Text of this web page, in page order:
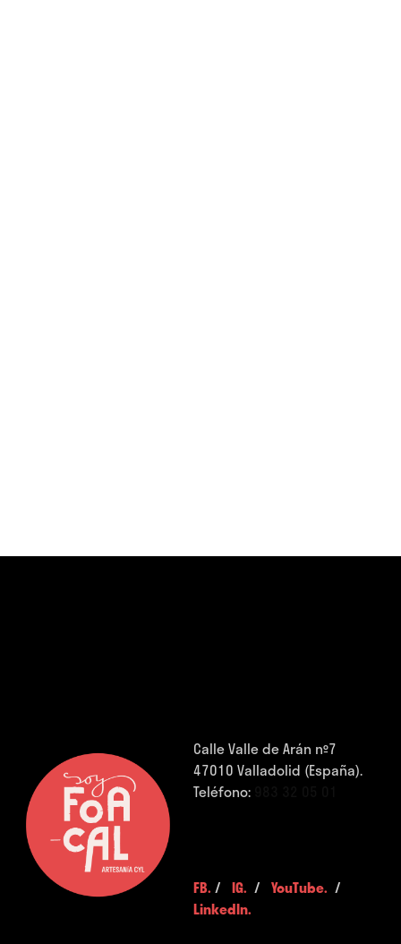
Calle Valle de Arán nº7
47010 Valladolid (España).
Teléfono:
FB. / IG. / YouTube. /
LinkedIn.